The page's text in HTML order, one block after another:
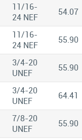
11/16-
24 NEF
54.07
11/16-
24 NEF
55.90
3/4-20
UNEF
55.90
3/4-20
UNEF
64.41
7/8-20
UNEF
55.90